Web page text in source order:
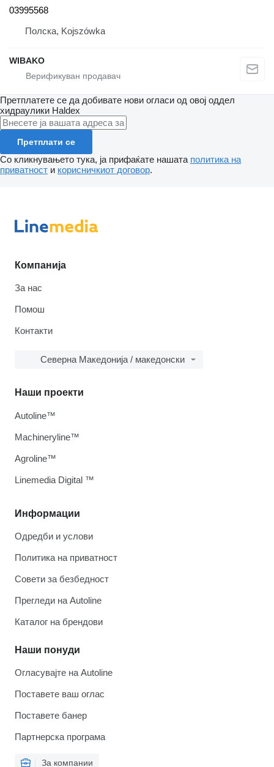
03995568
Полска, Kojszówka
WIBAKO
Претплатете се да добивате нови огласи од овој оддел
хидраулики Haldex
Претплати се
Со кликнувањето тука, ја прифаќате нашата политика на
приватност и корисничкиот договор.
Компанија
За нас
Помош
Контакти
Северна Македонија / македонски
Информации
Одредби и услови
Политика на приватност
Совети за безбедност
Прегледи на Autoline
Каталог на брендови
Наши понуди
Огласувајте на Autoline
Поставете ваш оглас
Поставете банер
Партнерска програма
За компании
Наши проекти
Autoline™
Machineryline™
Agroline™
Linemedia Digital ™